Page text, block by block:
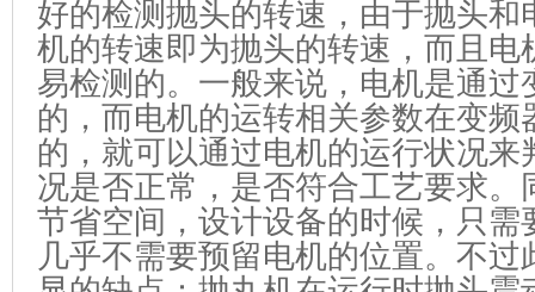
好的检测抛头的转速，由于抛头和
机的转速即为抛头的转速，而且电
易检测的。一般来说，电机是通过
的，而电机的运转相关参数在变频
的，就可以通过电机的运行状况来
况是否正常，是否符合工艺要求。
节省空间，设计设备的时候，只需
几乎不需要预留电机的位置。不过